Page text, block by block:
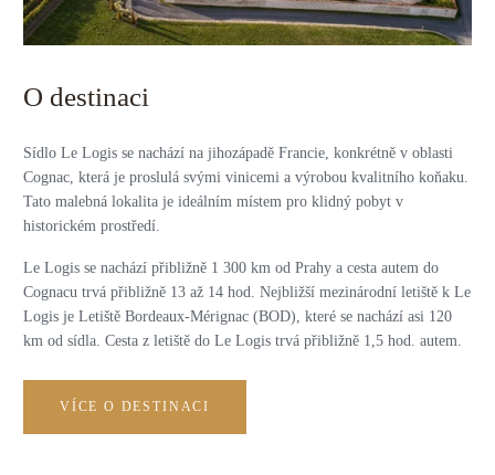
O destinaci
Sídlo Le Logis se nachází na jihozápadě Francie, konkrétně v oblasti
Cognac, která je proslulá svými vinicemi a výrobou kvalitního koňaku.
Tato malebná lokalita je ideálním místem pro klidný pobyt v
historickém prostředí.
Le Logis se nachází přibližně 1 300 km od Prahy a cesta autem do
Cognacu trvá přibližně 13 až 14 hod. Nejbližší mezinárodní letiště k Le
Logis je Letiště Bordeaux-Mérignac (BOD), které se nachází asi 120
km od sídla. Cesta z letiště do Le Logis trvá přibližně 1,5 hod. autem.
VÍCE O DESTINACI